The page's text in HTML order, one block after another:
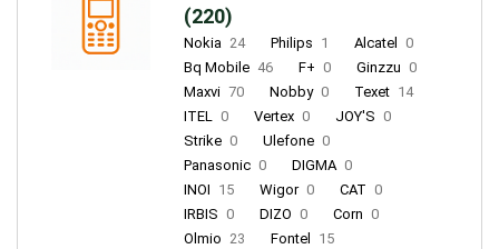
(220)
Nokia 24 Philips 1 Alcatel
0
Bq Mobile 46 F+ 0 Ginzzu 0
Maxvi 70 Nobby 0 Texet 14
ITEL 0 Vertex 0 JOY'S 0
Strike 0 Ulefone 0
Panasonic 0 DIGMA 0
INOI 15 Wigor 0 CAT 0
IRBIS 0 DIZO 0 Corn 0
Olmio 23 Fontel
15